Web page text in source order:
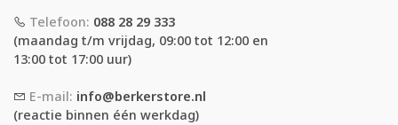
Telefoon: 088 28 29 333
(maandag t/m vrijdag, 09:00 tot 12:00 en
13:00 tot 17:00 uur)
E-mail: info@berkerstore.nl
(reactie binnen één werkdag)